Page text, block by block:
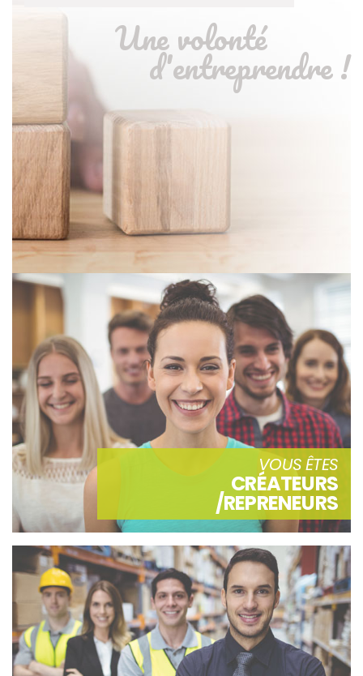
Une volonté
d'entreprendre !
VOUS ÊTES
CRÉATEURS
/REPRENEURS